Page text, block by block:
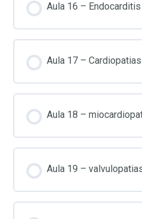
Aula 16 –
Aula 17 –
Aula 18 –
Aula 19 –